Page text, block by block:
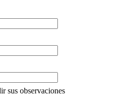
sus observaciones